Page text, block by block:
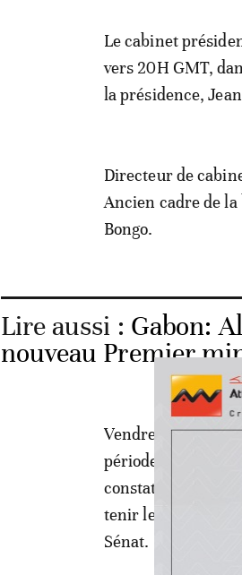
Le cabinet
vers 20H GMT,
la présidence,
Directeur de
Ancien cadre de
Bongo.
Lire aussi : Gabon:
nouveau Premier
Vendredi soir, une
période de huit
constaté la
tenir les
Sénat.